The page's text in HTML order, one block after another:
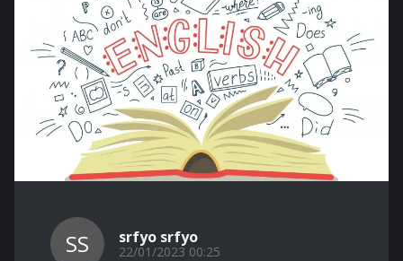
SS srfyo srfyo
22/01/2023 00:25